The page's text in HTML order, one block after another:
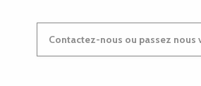
Contactez-nous ou passez